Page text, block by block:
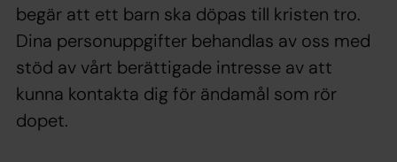
begär att ett barn ska döpas till kristen tro.
Dina personuppgifter behandlas av oss med
stöd av vårt berättigade intresse av att
kunna kontakta dig för ändamål som rör
dopet.